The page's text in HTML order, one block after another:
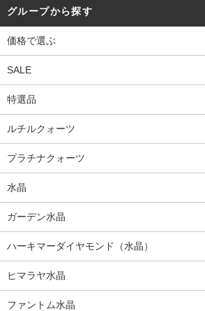
グループから探す
価格で選ぶ
SALE
特選品
ルチルクォーツ
プラチナクォーツ
水晶
ガーデン水晶
ハーキマーダイヤモンド（水晶）
ヒマラヤ水晶
ファントム水晶